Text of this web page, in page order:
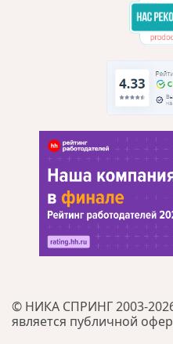
© НИКА СПРИНГ 2003-
является публичной